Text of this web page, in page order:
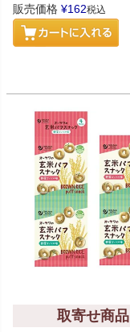
販売価格 ¥162税込
取寄せ商品